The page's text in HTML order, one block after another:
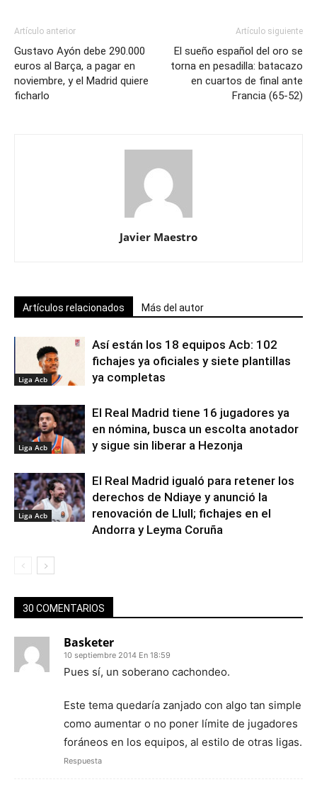
Artículo anterior
Gustavo Ayón debe 290.000
euros al Barça, a pagar en
noviembre, y el Madrid quiere
ficharlo
Artículo siguiente
El sueño español del oro se
torna en pesadilla: batacazo
en cuartos de final ante
Francia (65-52)
Javier Maestro
Artículos relacionados Más del autor
Liga Acb
Así están los 18 equipos Acb: 102
fichajes ya oficiales y siete plantillas
ya completas
Liga Acb
El Real Madrid tiene 16 jugadores ya
en nómina, busca un escolta anotador
y sigue sin liberar a Hezonja
Liga Acb
El Real Madrid igualó para retener los
derechos de Ndiaye y anunció la
renovación de Llull; fichajes en el
Andorra y Leyma Coruña
30 COMENTARIOS
Basketer
10 septiembre 2014 En 18:59
Pues sí, un soberano cachondeo.
Este tema quedaría zanjado con algo tan simple
como aumentar o no poner límite de jugadores
foráneos en los equipos, al estilo de otras ligas.
Respuesta